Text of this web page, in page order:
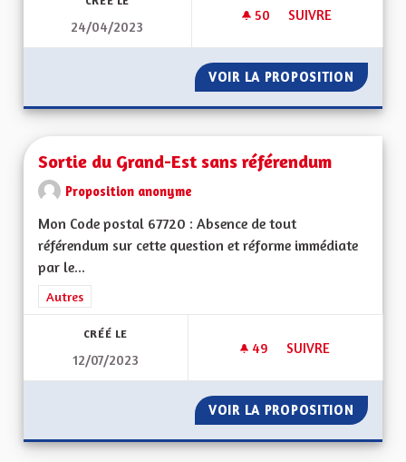
24/04/2023
50 50 ABONNÉS
SUIVRE
VOIR LA PROPOSITION
Sortie du Grand-Est sans référendum
Proposition anonyme
Mon Code postal 67720 : Absence de tout
référendum sur cette question et réforme immédiate
par le...
Filtrer les résultats de la catégorie : Autres
Autres
CRÉÉ LE
12/07/2023
49 49 ABONNÉS
SUIVRE
VOIR LA PROPOSITION